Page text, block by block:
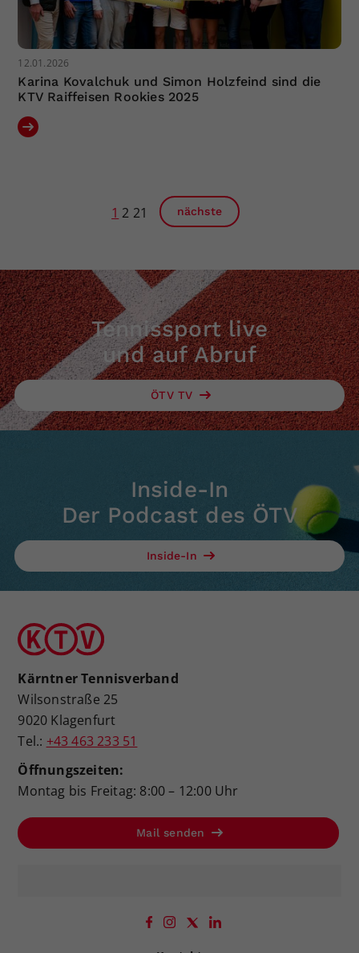
12.01.2026
Karina Kovalchuk und Simon Holzfeind sind die
KTV Raiffeisen Rookies 2025
1 2 21 nächste
Tennissport live
und auf Abruf
ÖTV TV
Inside-In
Der Podcast des ÖTV
Inside-In
Kärntner Tennisverband
Wilsonstraße 25
9020 Klagenfurt
Tel.: +43 463 233 51
Öffnungszeiten:
Montag bis Freitag: 8:00 – 12:00 Uhr
Mail senden